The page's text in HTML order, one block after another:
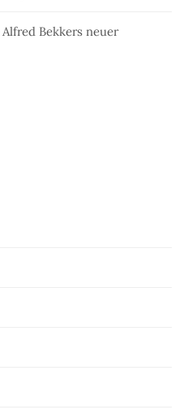
Bekkers neuer